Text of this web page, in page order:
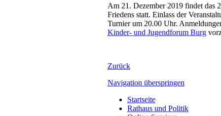
Am 21. Dezember 2019 findet das
Friedens statt. Einlass der
Turnier um 20.00 Uhr.
Kinder- und Jugendforum Burg
Zurück
Navigation überspringen
Startseite
Rathaus und Politik